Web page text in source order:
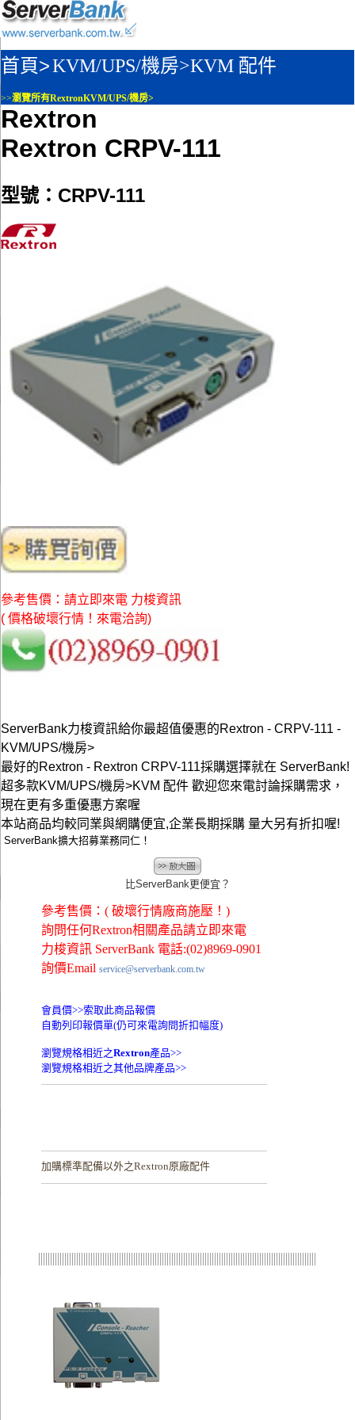
首頁>KVM/UPS/機房>KVM 配件
>>瀏覽所有RextronKVM/UPS/機房>
Rextron
Rextron CRPV-111
型號：CRPV-111
參考售價：請立即來電 力梭資訊
( 價格破壞行情！來電洽詢)
ServerBank力梭資訊給你最超值優惠的Rextron - CRPV-111 -
KVM/UPS/機房>
最好的Rextron - Rextron CRPV-111採購選擇就在 ServerBank!
超多款KVM/UPS/機房>KVM 配件 歡迎您來電討論採購需求，
現在更有多重優惠方案喔
本站商品均較同業與網購便宜,企業長期採購 量大另有折扣喔!
ServerBank擴大招募業務同仁！
比ServerBank更便宜？
參考售價：( 破壞行情廠商施壓！)
詢問任何Rextron相關產品請立即來電
力梭資訊 ServerBank 電話:(02)8969-0901
詢價Email service@serverbank.com.tw
會員價>>索取此商品報價
自動列印報價單(仍可來電詢問折扣幅度)
瀏覽規格相近之Rextron產品>>
瀏覽規格相近之其他品牌產品>>
加購標準配備以外之Rextron原廠配件